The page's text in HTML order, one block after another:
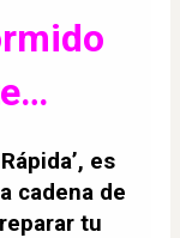
, es
cadena de
tu